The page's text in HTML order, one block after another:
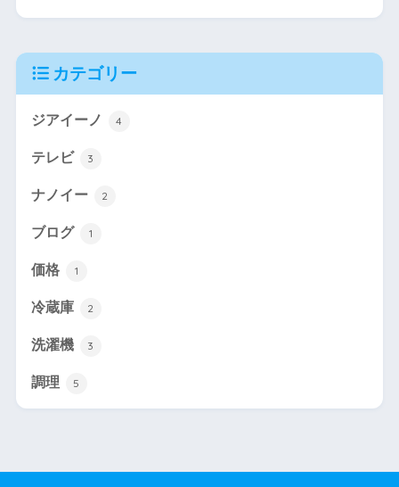
カテゴリー
ジアイーノ 4
テレビ 3
ナノイー 2
ブログ 1
価格 1
冷蔵庫 2
洗濯機 3
調理 5